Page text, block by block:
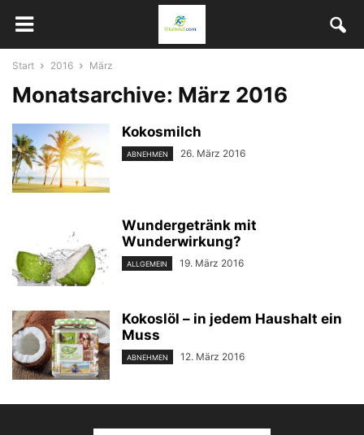
Start 2016 März
Monatsarchive: März 2016
Kokosmilch
ABNEHMEN 26. März 2016
Wundergetränk mit
Wunderwirkung?
ALLGEMEIN 19. März 2016
Kokoslöl – in jedem Haushalt ein
Muss
ABNEHMEN 12. März 2016